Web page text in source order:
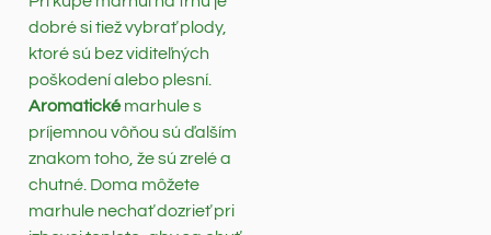
dobré si tiež vybrať plody,
ktoré sú bez viditeľných
poškodení alebo plesní.
Aromatickémarhule s
príjemnou vôňou sú ďalším
znakom toho, že sú zrelé a
chutné. Doma môžete
marhule nechať dozrieť pri